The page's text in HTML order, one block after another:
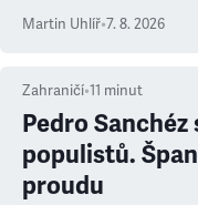
Martin Uhlíř•7. 8. 2026
Zahraničí•11 minut
Pedro
populistů.
proudu